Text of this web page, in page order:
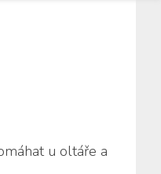
u ol­tá­ře a